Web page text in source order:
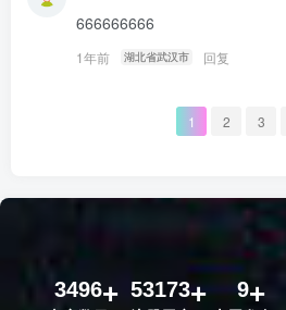
666666666
1年前 湖北省武汉市 回复
1 2 3
3496 53173 9